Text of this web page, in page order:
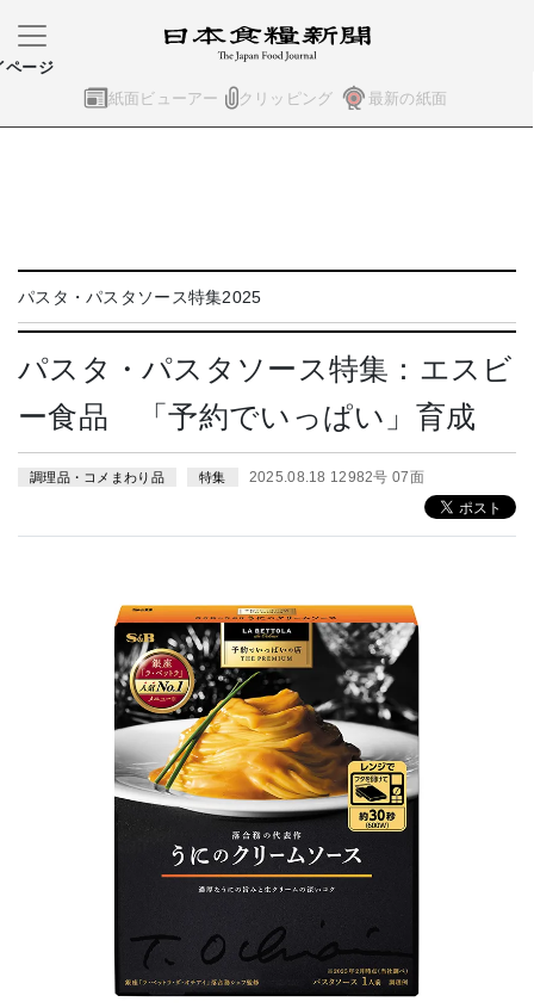
紙面ビューアー クリッピング 最新の紙面
ページ
パスタ・パスタソース特集2025
パスタ・パスタソース特集：エスビ
ー食品 「予約でいっぱい」育成
調理品・コメまわり品 特集 2025.08.18 12982号 07面